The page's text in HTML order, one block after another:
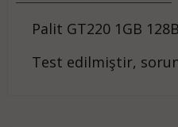
Palit GT220 1GB
Test edilmiştir,